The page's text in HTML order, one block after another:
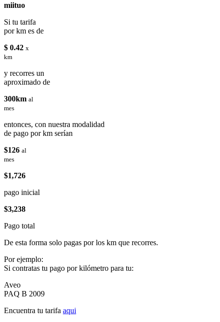
miituo
Si tu tarifa
por km es de
$ 0.42 x
km
y recorres un
aproximado de
300km al
mes
entonces, con nuestra modalidad
de pago por km serían
$126 al
mes
$1,726
pago inicial
$3,238
Pago total
De esta forma solo pagas por los km que recorres.
Por ejemplo:
Si contratas tu pago por kilómetro para tu:
Aveo
PAQ B 2009
Encuentra tu tarifa aqui